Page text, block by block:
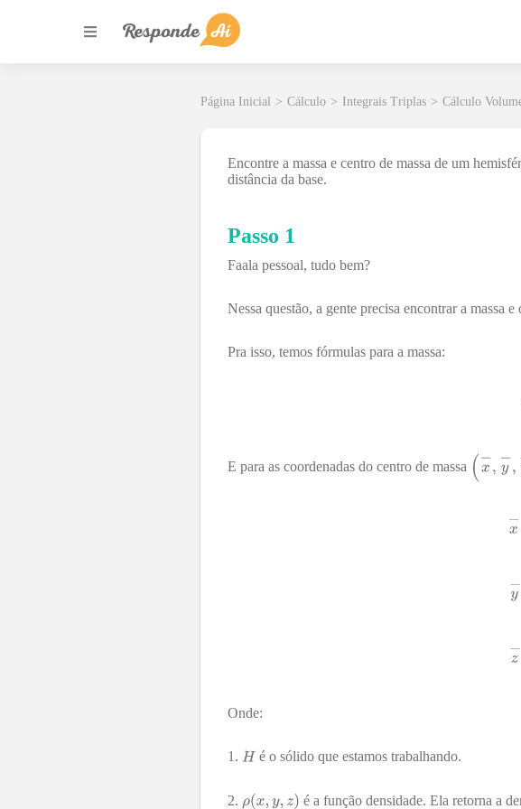
Página Inicial > Cálculo > Integrais Triplas > Cálculo
Encontre a massa e centro de massa de um
distância da base.
Passo 1
Faala pessoal, tudo bem?
Nessa questão, a gente precisa encontrar a massa
Pra isso, temos fórmulas para a massa:
E para as coordenadas do centro de massa
Onde:
é o sólido que estamos trabalhando.
é a função densidade. Ela retorna a